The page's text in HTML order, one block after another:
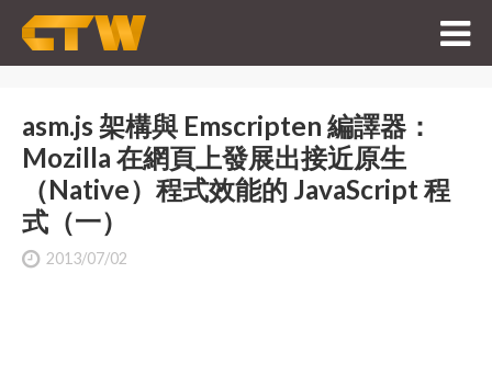
asm.js 架構與 Emscripten 編譯器：
Mozilla 在網頁上發展出接近原生
（Native）程式效能的 JavaScript 程
式（一）
2013/07/02